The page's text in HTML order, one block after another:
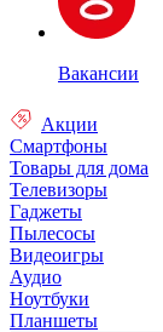
Вакансии
Акции
Смартфоны
Товары для дома
Телевизоры
Гаджеты
Пылесосы
Видеоигры
Аудио
Ноутбуки
Планшеты